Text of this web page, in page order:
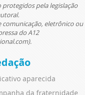
pela legislação
eletrônico ou
do A12
aparecida
da fraternidade